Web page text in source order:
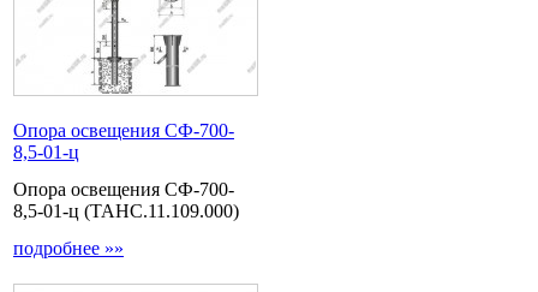
Опора освещения СФ-700-
8,5-01-ц
Опора освещения СФ-700-
8,5-01-ц (ТАНС.11.109.000)
подробнее »»